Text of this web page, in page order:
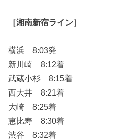
［湘南新宿ライン］
横浜 8:03発
新川崎 8:12着
武蔵小杉 8:15着
西大井 8:21着
大崎 8:25着
恵比寿 8:30着
渋谷 8:32着